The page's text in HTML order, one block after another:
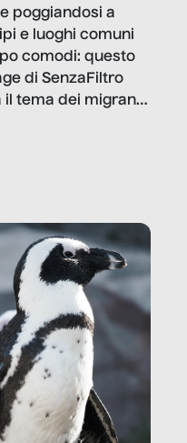
poggiandosi a
e luoghi comuni
comodi: questo
di SenzaFiltro
il tema dei migranti